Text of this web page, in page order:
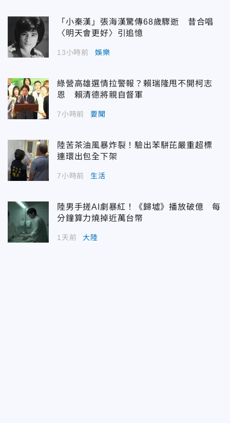
「小秦漢」張海漢驚傳68歲驟逝 昔合唱
〈明天會更好〉引追憶
13小時前 娛樂
綠營高雄選情拉警報？賴瑞隆甩不開柯志
恩 賴清德將親自督軍
7小時前 要聞
陸苦茶油風暴炸裂！驗出苯駢芘嚴重超標
連環出包全下架
7小時前 生活
陸男手搓AI劇暴紅！《歸墟》播放破億 每
分鐘算力燒掉近萬台幣
1天前 大陸